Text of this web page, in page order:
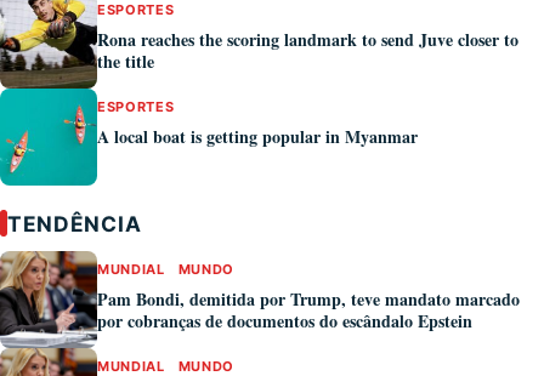
ESPORTES
Rona reaches the scoring landmark to send Juve closer to
the title
ESPORTES
A local boat is getting popular in Myanmar
TENDÊNCIA
MUNDIAL MUNDO
Pam Bondi, demitida por Trump, teve mandato marcado
por cobranças de documentos do escândalo Epstein
MUNDIAL MUNDO